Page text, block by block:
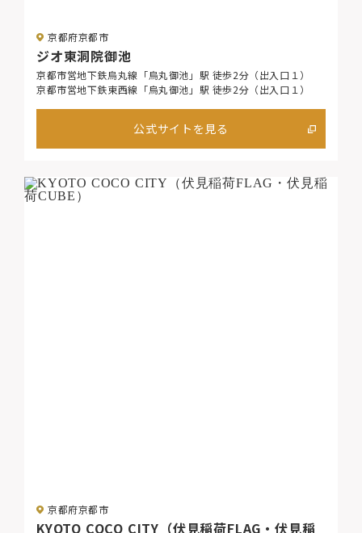
京都府京都市
ジオ東洞院御池
京都市営地下鉄烏丸線「烏丸御池」駅 徒歩2分（出入口１）
京都市営地下鉄東西線「烏丸御池」駅 徒歩2分（出入口１）
公式サイトを見る
京都府京都市
KYOTO COCO CITY（伏見稲荷FLAG・伏見稲